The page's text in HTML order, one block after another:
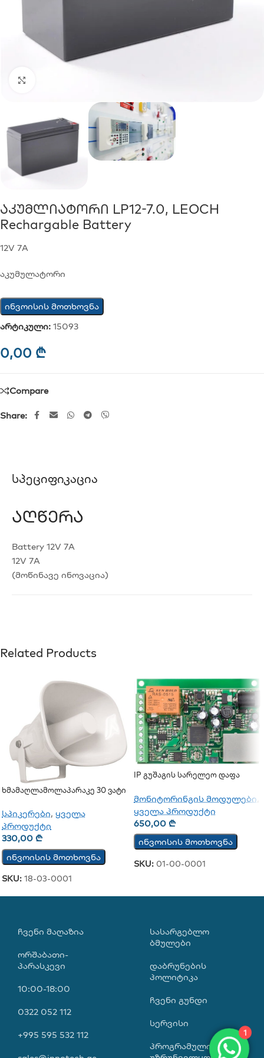
Აკუმლიატორი LP12-7.0, LEOCH
Rechargable Battery
12V 7A
აკუმულატორი
ინვოისის მოთხოვნა
არტიკული: 15093
0,00 ₾
Compare
Share:
Სპეციფიკაცია
Აღწერა
Battery 12V 7A
12V 7A
(მოწინავე ინოვაცია)
Related Products
Ხმამაღლამოლაპარაკე 30 Ვატი
სპიკერები, ყველა
პროდუქტი
330,00 ₾
ინვოისის მოთხოვნა
SKU: 18-03-0001
IP Გუშაგის Სარელეო Დაფა
მონიტორინგის მოდულები
ყველა პროდუქტი
650,00 ₾
ინვოისის მოთხოვნა
SKU: 01-00-0001
ᲩᲕᲔᲜᲘ ᲛᲐᲦᲐᲖᲘᲐ
ორშაბათი-
პარასკევი
10:00-18:00
0322 052 112
+995 595 532 112
ᲡᲐᲡᲐᲠᲒᲔᲑᲚᲝ
ᲑᲛᲣᲚᲔᲑᲘ
დაბრუნების
პოლიტიკა
ჩვენი გუნდი
სერვისი
პროგრამული